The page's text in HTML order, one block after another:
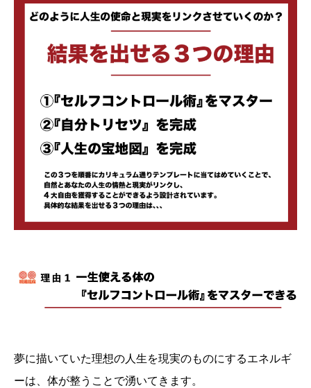
夢に描いていた理想の人生を現実のものにするエネルギ
ーは、体が整うことで湧いてきます。